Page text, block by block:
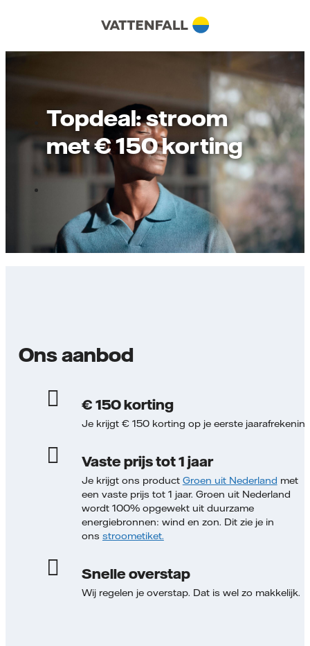
Topdeal: stroom
met € 150 korting
Ons aanbod
€ 150 korting
Je krijgt € 150 korting op je eerste
Vaste prijs tot 1 jaar
Je krijgt ons product Groen uit Nederland met
een vaste prijs tot 1 jaar. Groen uit Nederland
wordt 100% opgewekt uit duurzame
energiebronnen: wind en zon. Dit zie je in
ons stroometiket.
Snelle overstap
Wij regelen je overstap. Dat is wel zo makkelijk.